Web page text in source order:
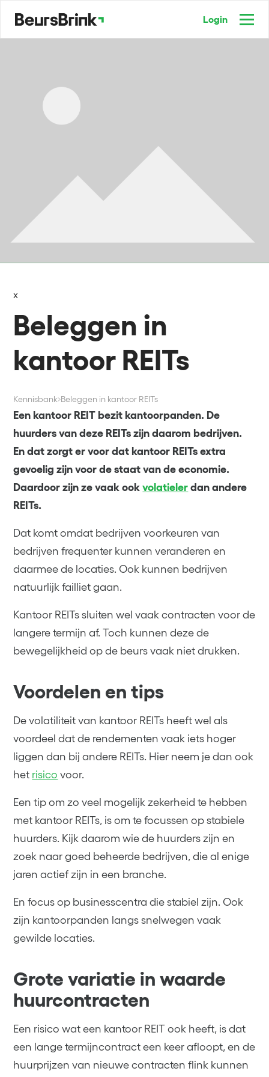
Login
x
Beleggen in
kantoor REITs
Kennisbank Beleggen in kantoor REITs
Een kantoor REIT bezit kantoorpanden. De
huurders van deze REITs zijn daarom bedrijven.
En dat zorgt er voor dat kantoor REITs extra
gevoelig zijn voor de staat van de economie.
Daardoor zijn ze vaak ookvolatieler dan andere
REITs.
Dat komt omdat bedrijven voorkeuren van
bedrijven frequenter kunnen veranderen en
daarmee de locaties. Ook kunnen bedrijven
natuurlijk failliet gaan.
Kantoor REITs sluiten wel vaak contracten voor de
langere termijn af. Toch kunnen deze de
bewegelijkheid op de beurs vaak niet drukken.
Voordelen en tips
De volatiliteit van kantoor REITs heeft wel als
voordeel dat de rendementen vaak iets hoger
liggen dan bij andere REITs. Hier neem je dan ook
het risico voor.
Een tip om zo veel mogelijk zekerheid te hebben
met kantoor REITs, is om te focussen op stabiele
huurders. Kijk daarom wie de huurders zijn en
zoek naar goed beheerde bedrijven, die al enige
jaren actief zijn in een branche.
En focus op businesscentra die stabiel zijn. Ook
zijn kantoorpanden langs snelwegen vaak
gewilde locaties.
Grote variatie in waarde
huurcontracten
Een risico wat een kantoor REIT ook heeft, is dat
een lange termijncontract een keer afloopt, en de
huurprijzen van nieuwe contracten flink kunnen